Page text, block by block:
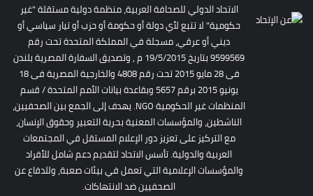
الاتحاد الدولي للصحافة العربية، منظمة دولية مستقلة "غير
حكومية" لا تتبع لأي دولة أو حكومة أو حزب أو تيار سياسي أو
ديني أو عرقي، مسجلة في المملكة المتحدة تحت رقم
9599569 بتاريخ 19/5/2015 م , وتصديق السفارة المصرية بلندن
فى 28 مايو 2015 تحت رقم 4808 والخارجية المصرية فى 18
يونيو 2015 برقم 5657 وبقاعدة بيانات الأمم المتحدة / قسم
المنظمات غير الحكومية NGO. يهدف إلى الجمع بين الصحفيين،
الناشطين، والمؤسسات المعنية بحرية التعبير وحقوق الإنسان،
مع التركيز على تعزيز دور الإعلام المستقل في المجتمعات
العربية والدولية. تأسس الاتحاد لتقديم دعم شامل للأفراد
والمؤسسات الإعلامية التي تعمل في بيئات صعبة، وللدفاع عن
الصحفيين ضد الانتهاكات.